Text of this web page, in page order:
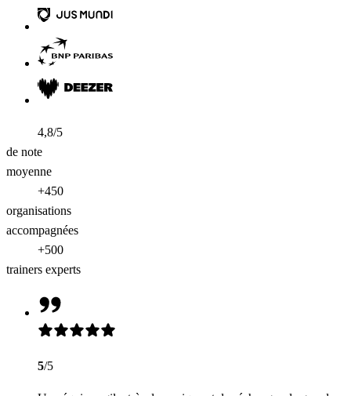
4,8/5
de note
moyenne
+450
organisations
accompagnées
+500
trainers experts
5/5